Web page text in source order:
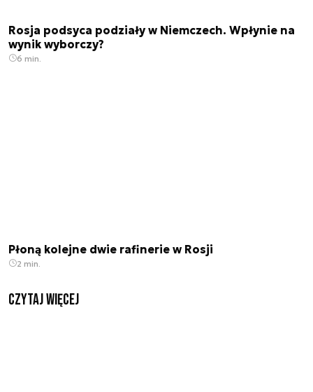
Rosja podsyca podziały w Niemczech. Wpłynie na
wynik wyborczy?
6 min.
Płoną kolejne dwie rafinerie w Rosji
2 min.
czytaj więcej